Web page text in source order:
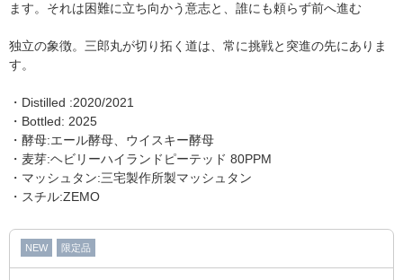
ます。それは困難に立ち向かう意志と、誰にも頼らず前へ進む
独立の象徴。三郎丸が切り拓く道は、常に挑戦と突進の先にありま
す。
・Distilled :2020/2021
・Bottled: 2025
・酵母:エール酵母、ウイスキー酵母
・麦芽:ヘビリーハイランドピーテッド 80PPM
・マッシュタン:三宅製作所製マッシュタン
・スチル:ZEMO
NEW 限定品